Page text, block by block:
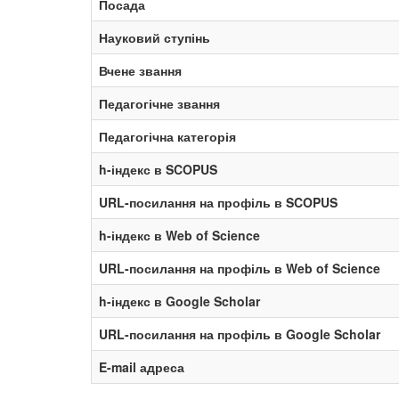
Посада
Науковий ступінь
Вчене звання
Педагогічне звання
Педагогічна категорія
h-індекс в SCOPUS
URL-посилання на профіль в SCOPUS
h-індекс в Web of Science
URL-посилання на профіль в Web of Science
h-індекс в Google Scholar
URL-посилання на профіль в Google Scholar
E-mail адреса